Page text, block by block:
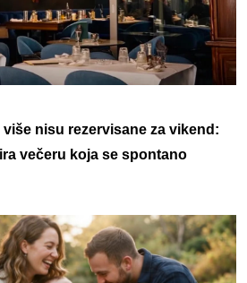
nisu rezervisane za vikend:
večeru koja se spontano